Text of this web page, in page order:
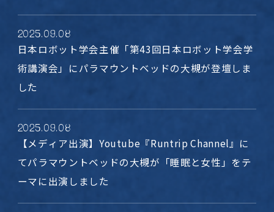
2025.09.08
日本ロボット学会主催「第43回日本ロボット学会学
術講演会」にパラマウントベッドの大槻が登壇しま
した
2025.09.08
【メディア出演】Youtube『Runtrip Channel』に
てパラマウントベッドの大槻が「睡眠と女性」をテ
ーマに出演しました